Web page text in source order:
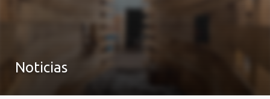
Noticias